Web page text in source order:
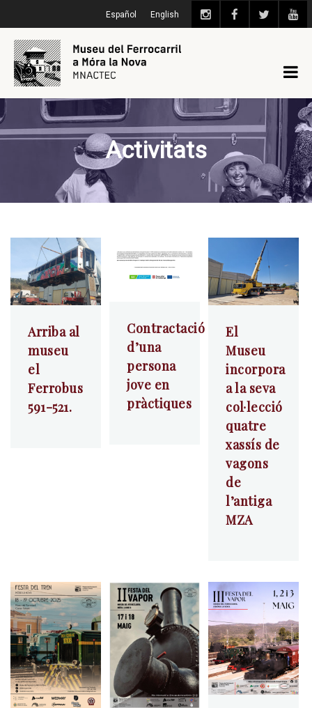
Español English
Activitats
Arriba al
museu
el
Ferrobus
591-521.
Contractació
d’una
persona
jove en
pràctiques
El
Museu
incorpora
a la seva
col·lecció
quatre
xassís de
vagons
de
l’antiga
MZA